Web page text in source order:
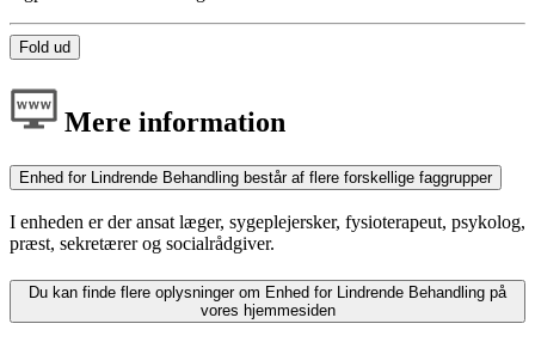
Fold ud
Mere information
Enhed for Lindrende Behandling består af flere forskellige faggrupper
I enheden er der ansat læger, sygeplejersker, fysioterapeut, psykolog,
præst, sekretærer og socialrådgiver.
Du kan finde flere oplysninger om Enhed for Lindrende Behandling på
vores hjemmesiden